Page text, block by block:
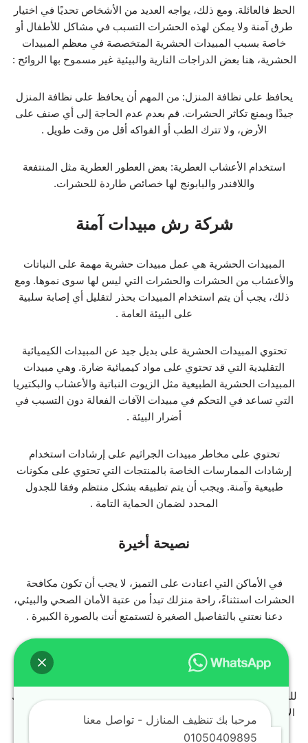
الحظ فالعائلة. ومع ذلك، يواجه العديد من الأشخاص تحديًا في اختيار
طرق آمنة ولا يمكن لهذه الحشرات التسبب في مشاكل للأطفال أو
خاصة بسبب المبيدات الحشرية المتخصصة في معظم المبيدات
الحشرية، هنا بعض الدراجات النارية والبيئية غير مسموح بها الروائح :
يحافظ على نظافة المنزل: من المهم أن يحافظ على نظافة المنزل
جيدًا ويمنع تكاثر الحشرات. قم بعدم عدم الحاجة إلى أي صنف على
الأرض، ولا تترك الطب أو الفواكه أقل من وقت طويل .
استخدام الأعشاب العطرية: بعض العطور العطرية مثل المنتفعة
واللافندر والبابونج لها خصائص طاردة للحشرات.
شركة رش مبيدات آمنة
المبيدات الحشرية هي عمل مبيدات حشرية مهمة على النباتات
والأعشاب من الحشرات والحشرات التي ليس لها سوى نموها. ومع
ذلك، يجب أن يتم استخدام المبيدات بحذر لتقليل أي إصابة سلبية
على البيئة العامة .
تحتوي المبيدات الحشرية على بديل جيد عن المبيدات الكيميائية
التقليدية التي قد تحتوي على مواد كيميائية ضارة. وهي مبيدات
المبيدات الحشرية الطبيعية مثل الزيوت النباتية والأعشاب والبكتيريا
التي تساعد في التحكم في مبيدات الآفات الفعالة دون التسبب في
أضرار البيئة .
تحتوي على مخاطر مبيدات الجراثيم على إرشادات استخدام
إرشادات الممارسات الخاصة بالمنتجات التي تحتوي على مكونات
طبيعية وآمنة. ويجب أن يتم تطبيقه بشكل منتظم وفقا للجدول
المحدد لضمان الحماية التامة .
نصيحة أخيرة
في الأماكن التي اعتادت على التميز، لا يجب أن تكون مكافحة
الحشرات استثناءً، راحة منزلك تبدأ من عتبة الأمان الصحي والبيئي،
دعنا نعتني بالتفاصيل الصغيرة لتستمتع أنت بالصورة الكبيرة .
التواصل معنا
للحصول على خدمات مكافحة الحشرات في التجمع الخامس، يمكنك
الاتصال على الرقم: 01274562965. نحن هنا لمساعدتك في الحفاظ
على بيئة صحية وآمنة .
مرحبا بك تنظيف المنازل - تواصل معنا
01050409895